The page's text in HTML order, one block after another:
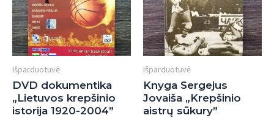
Išparduotuvė
DVD dokumentika
„Lietuvos krepšinio
istorija 1920-2004”
Išparduotuvė
Knyga Sergejus
Jovaiša „Krepšinio
aistrų sūkury”